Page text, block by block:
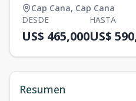
Cap Cana, Cap Cana
DESDE
US$ 465,000
HASTA
US$
Resumen